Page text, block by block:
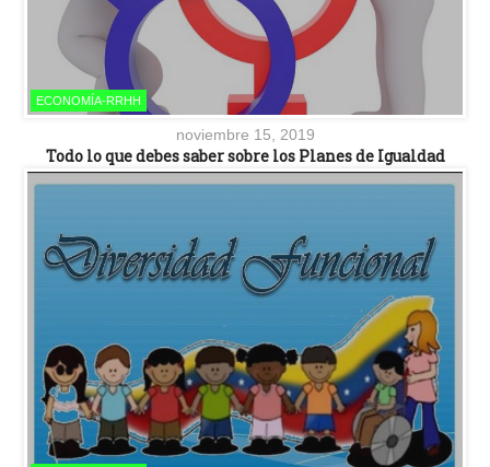
ECONOMÍA-RRHH
noviembre 15, 2019
Todo lo que debes saber sobre los Planes de Igualdad